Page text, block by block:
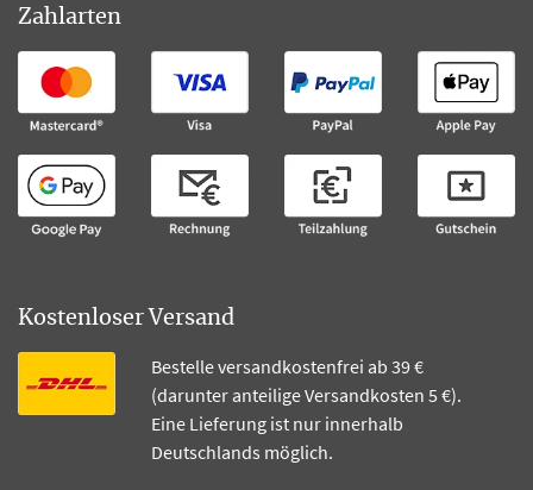
Zahlarten
Kostenloser Versand
Bestelle versandkostenfrei ab 39 €
(darunter anteilige Versandkosten 5 €).
Eine Lieferung ist nur innerhalb
Deutschlands möglich.